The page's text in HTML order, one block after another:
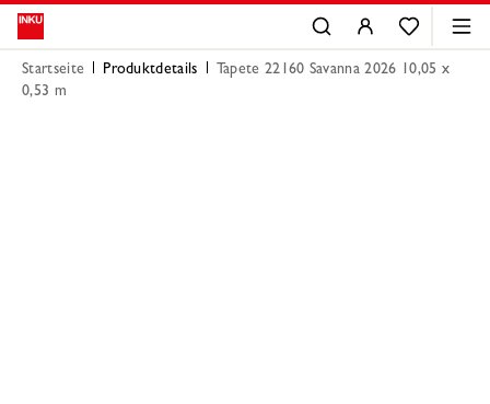
Startseite Produktdetails
Tapete 22160 Savanna 2026 10,05 x
0,53 m